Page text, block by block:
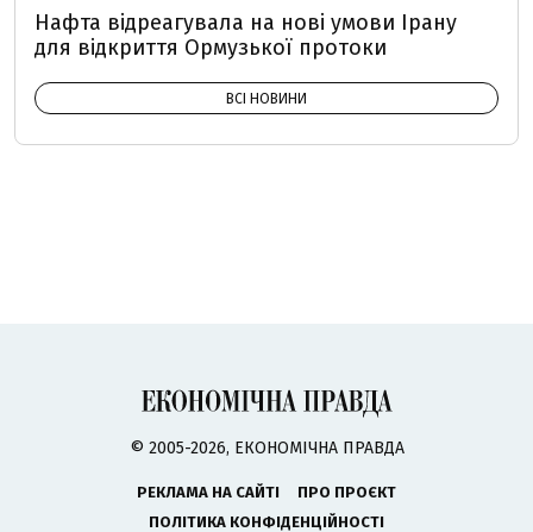
Нафта відреагувала на нові умови Ірану
для відкриття Ормузької протоки
ВСІ НОВИНИ
© 2005-2026, ЕКОНОМІЧНА ПРАВДА
РЕКЛАМА НА САЙТІ
ПРО ПРОЄКТ
ПОЛІТИКА КОНФІДЕНЦІЙНОСТІ